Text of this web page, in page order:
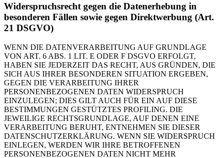
Widerspruchsrecht gegen die Datenerhebung in
besonderen Fällen sowie gegen Direktwerbung (Art.
21 DSGVO)
WENN DIE DATENVERARBEITUNG AUF GRUNDLAGE
VON ART. 6 ABS. 1 LIT. E ODER F DSGVO ERFOLGT,
HABEN SIE JEDERZEIT DAS RECHT, AUS GRÜNDEN, DIE
SICH AUS IHRER BESONDEREN SITUATION ERGEBEN,
GEGEN DIE VERARBEITUNG IHRER
PERSONENBEZOGENEN DATEN WIDERSPRUCH
EINZULEGEN; DIES GILT AUCH FÜR EIN AUF DIESE
BESTIMMUNGEN GESTÜTZTES PROFILING. DIE
JEWEILIGE RECHTSGRUNDLAGE, AUF DENEN EINE
VERARBEITUNG BERUHT, ENTNEHMEN SIE DIESER
DATENSCHUTZERKLÄRUNG. WENN SIE WIDERSPRUCH
EINLEGEN, WERDEN WIR IHRE BETROFFENEN
PERSONENBEZOGENEN DATEN NICHT MEHR